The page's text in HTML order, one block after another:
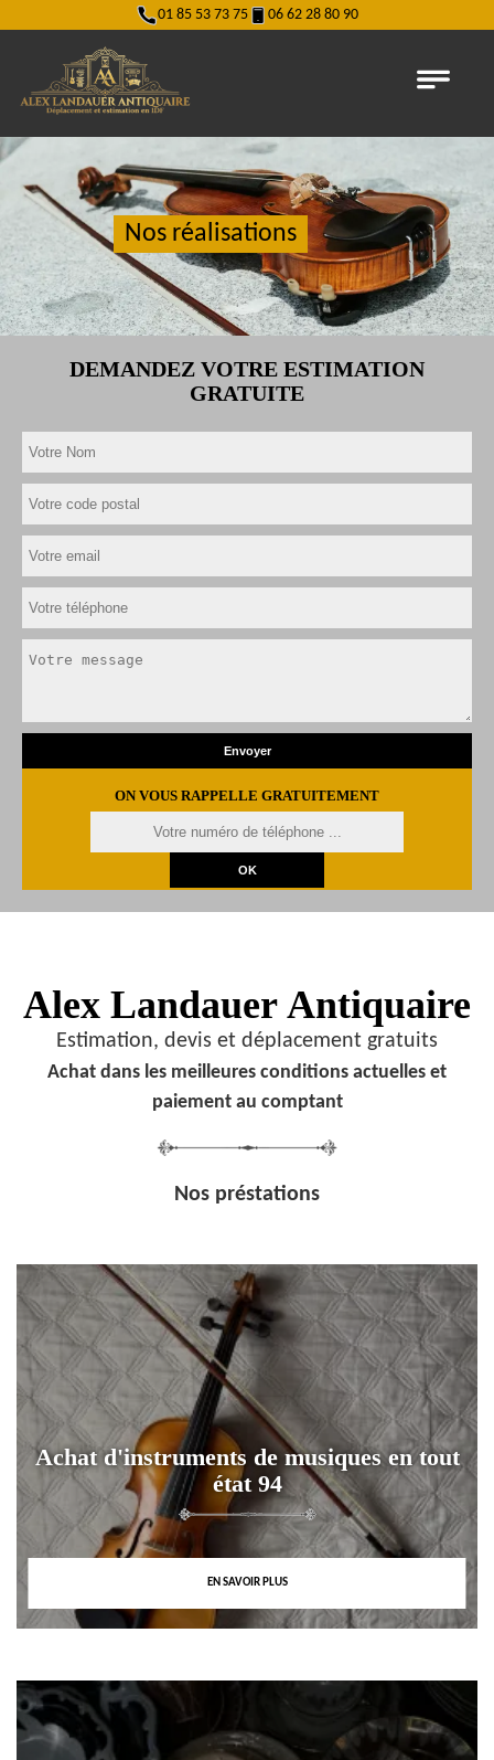
01 85 53 73 75 06 62 28 80 90
Nos réalisations
DEMANDEZ VOTRE ESTIMATION
GRATUITE
ON VOUS RAPPELLE GRATUITEMENT
Alex Landauer Antiquaire
Estimation, devis et déplacement gratuits
Achat dans les meilleures conditions actuelles et
paiement au comptant
Nos préstations
Achat d'instruments de musiques en tout
état 94
EN SAVOIR PLUS